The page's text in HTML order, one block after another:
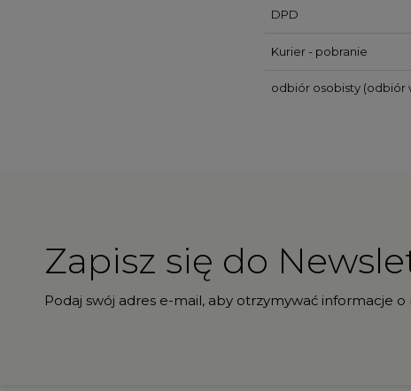
DPD
Kurier - pobranie
odbiór osobisty(odbiór
Zapisz się do
Podaj swój adres e-mail, aby otrzymywać informacje